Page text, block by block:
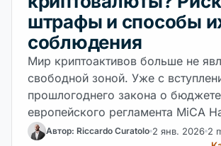
штрафы и способы
соблюдения
Мир криптоактивов больше не
свободной зоной. Уже с
прошлогоднего закона о
европейского регламента MiCA
служба все больше оттачивает
Автор: Riccardo Curatolo 2 янв. 2026 2